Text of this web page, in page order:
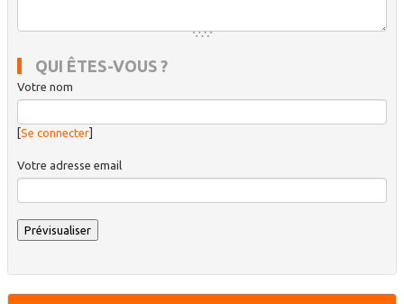
QUI ÊTES-VOUS ?
Votre nom
Se connecter]
Votre adresse email